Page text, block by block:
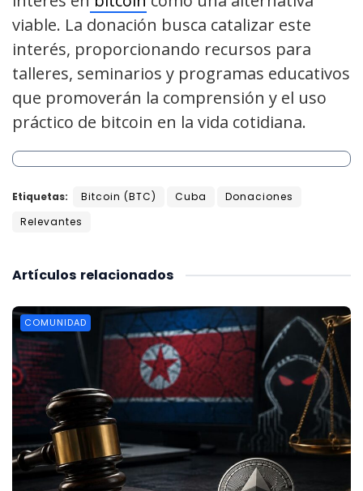
viable. La donación busca catalizar este
interés, proporcionando recursos para
talleres, seminarios y programas educativos
que promoverán la comprensión y el uso
práctico de bitcoin en la vida cotidiana.
Etiquetas: Bitcoin (BTC) Cuba
Donaciones
Relevantes
relacionados
Artículos
COMUNIDAD